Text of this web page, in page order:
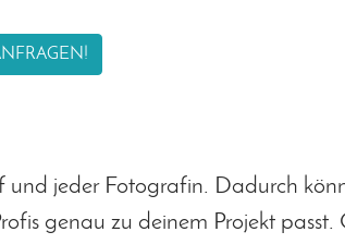
und jeder Fotografin. Dadurch
genau zu deinem Projekt passt.